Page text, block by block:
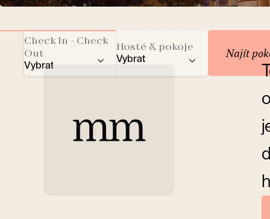
Check In - Check
Out
Vybrat
Hosté & pokoje
Vybrat Najít